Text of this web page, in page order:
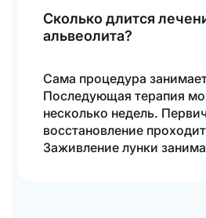
Сколько длится
альвеолита?
Сама процедура
Последующая терапия
несколько недель.
восстановление
Заживление лунки